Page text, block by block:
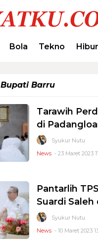
Bola Tekno
Bupati Barru
Tarawih
di
Syukur Nutu
News - 23 Maret 2023
Pantarlih
Suardi Saleh
Syukur Nutu
News - 10 Maret 2023